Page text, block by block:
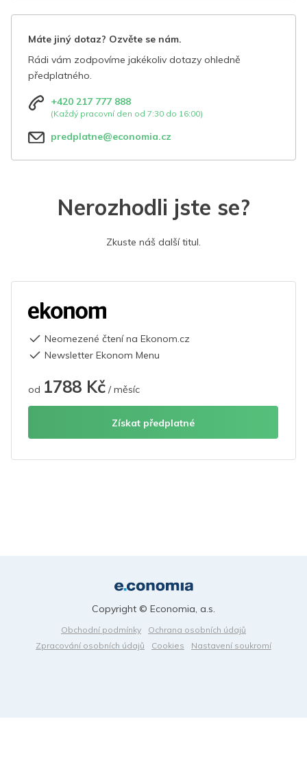
Máte jiný dotaz? Ozvěte se nám.
Rádi vám zodpovíme jakékoliv dotazy ohledně
předplatného.
+420 217 777 888
(Každý pracovní den od 7:30 do 16:00)
predplatne@economia.cz
Nerozhodli jste se?
Zkuste náš další titul.
Neomezené čtení na Ekonom.cz
Newsletter Ekonom Menu
od 1788 Kč / měsíc
Získat předplatné
Obchodní podmínky
Ochrana osobních údajů
Zpracování osobních údajů
Cookies Nastavení soukromí
Copyright © Economia, a.s.